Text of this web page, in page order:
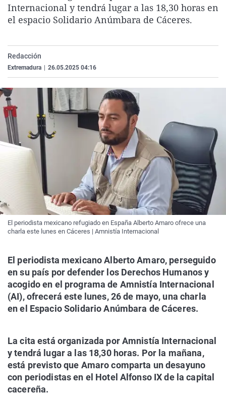
La rosa de los vientos
Gente viajera
Como el perro y el
Caso
Retornados
Equipo de
Extremadura
Galicia
La Rioja
País Vasco
Virales
Televisión
Elecciones
Internacional y tendrá lugar a las 18,30 horas en
el espacio Solidario Anúmbara de Cáceres.
Redacción
Extremadura 26.05.2025 04:16
El periodista mexicano refugiado en España Alberto Amaro ofrece una
charla este lunes en Cáceres | Amnistía Internacional
El periodista mexicano Alberto Amaro, perseguido
en su país por defender los Derechos Humanos y
acogido en el programa de Amnistía Internacional
(AI), ofrecerá este lunes, 26 de mayo, una charla
en el Espacio Solidario Anúmbara de Cáceres.
La cita está organizada por Amnistía Internacional
y tendrá lugar a las 18,30 horas. Por la mañana,
está previsto que Amaro comparta un desayuno
con periodistas en el Hotel Alfonso IX de la capital
cacereña.